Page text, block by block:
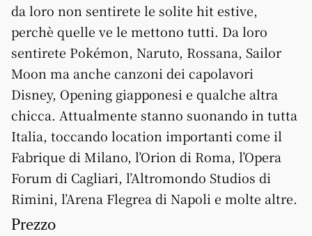
da loro non sentirete le solite hit estive,
perchè quelle ve le mettono tutti. Da loro
sentirete Pokémon, Naruto, Rossana, Sailor
Moon ma anche canzoni dei capolavori
Disney, Opening giapponesi e qualche altra
chicca. Attualmente stanno suonando in tutta
Italia, toccando location importanti come il
Fabrique di Milano, l’Orion di Roma, l’Opera
Forum di Cagliari, l’Altromondo Studios di
Rimini, l’Arena Flegrea di Napoli e molte altre.
Prezzo